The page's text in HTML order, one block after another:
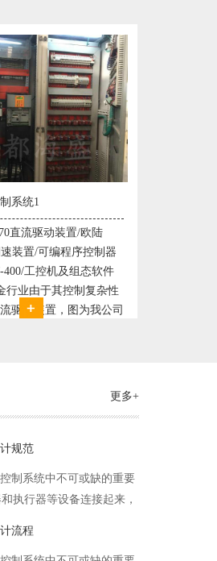
系统1
产线电控系统配置：
VLT5000， RKC温控
子可编程序控制器S7-
态软件WINCC或
王。 使用在生产塑料
更多+
规范
制系统中不可或缺的重要
执行器等设备连接起来，
流程